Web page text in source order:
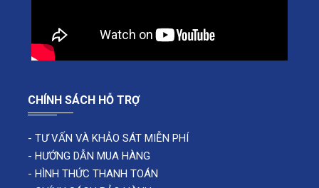
CHÍNH SÁCH HỖ TRỢ
- TƯ VẤN VÀ KHẢO SÁT MIỄN PHÍ
- HƯỚNG DẪN MUA HÀNG
- HÌNH THỨC THANH TOÁN